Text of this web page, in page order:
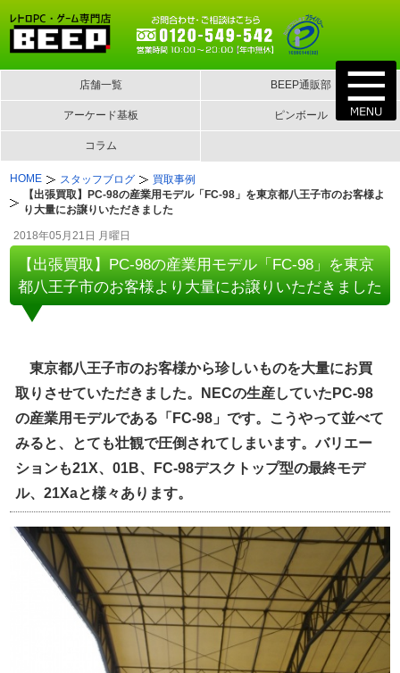
店舗一覧 BEEP通販部
アーケード基板 ピンボール
コラム
HOME スタッフブログ
買取事例
【出張買取】PC-98の産業用モデル「FC-98」を東京都八王子市のお客様よ
り大量にお譲りいただきました
2018年05月21日 月曜日
【出張買取】PC-98の産業用モデル「FC-98」を東京
都八王子市のお客様より大量にお譲りいただきました
東京都八王子市のお客様から珍しいものを大量にお買
取りさせていただきました。NECの生産していたPC-98
の産業用モデルである「 FC-98 」です。こうやって並べて
みると、とても壮観で圧倒されてしまいます。バリエー
ションも21X、01B、FC-98デスクトップ型の最終モデ
ル、21Xaと様々あります。